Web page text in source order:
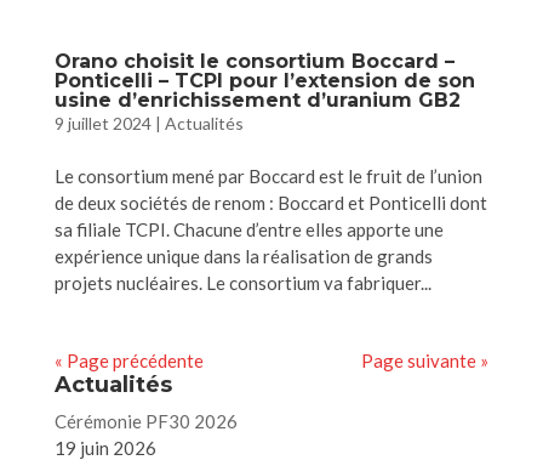
Orano choisit le consortium Boccard –
Ponticelli – TCPI pour l’extension de son
usine d’enrichissement d’uranium GB2
9 juillet 2024| Actualités
Le consortium mené par Boccard est le fruit de l’union
de deux sociétés de renom : Boccard et Ponticelli dont
sa filiale TCPI. Chacune d’entre elles apporte une
expérience unique dans la réalisation de grands
projets nucléaires. Le consortium va fabriquer...
« Page précédente Page suivante »
Actualités
Cérémonie PF30 2026
19 juin 2026